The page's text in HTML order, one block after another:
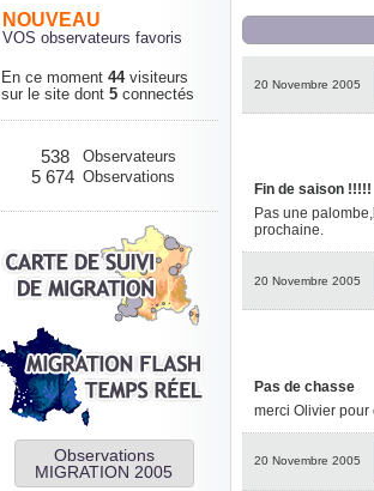
NOUVEAU
VOS observateurs favoris
En ce moment 44visiteurs
sur le site dont 5connectés
538 Observateurs
5 674 Observations
Observations
MIGRATION 2005
20 Novembre 2005
Fin de saison !!!!!
Pas une
prochaine.
20 Novembre 2005
Pas de chasse
merci Olivier pour
20 Novembre 2005